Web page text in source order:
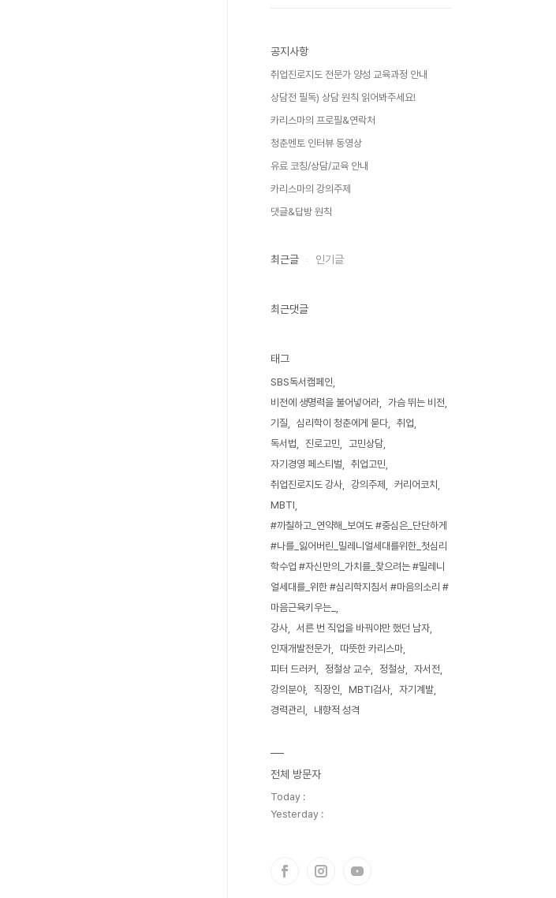
공지사항
취업진로지도 전문가 양성 교육과정 안내
상담전 필독) 상담 원칙 읽어봐주세요!
카리스마의 프로필&연락처
청춘멘토 인터뷰 동영상
유료 코칭/상담/교육 안내
카리스마의 강의주제
댓글&답방 원칙
최근글 인기글
최근댓글
태그
SBS독서캠페인
비전에 생명력을 불어넣어라
가슴 뛰는 비전
기질
심리학이 청춘에게 묻다
취업
독서법
진로고민
고민상담
자기경영 페스티벌
취업고민
취업진로지도 강사
강의주제
커리어코치
MBTI
#까칠하고_연약해_보여도 #중심은_단단하게
#나를_잃어버린_밀레니얼세대를위한_첫심리
학수업 #자신만의_가치를_찾으려는 #밀레니
얼세대를_위한 #심리학지침서 #마음의소리 #
마음근육키우는_
강사
서른 번 직업을 바꿔야만 했던 남자
인재개발전문가
따뜻한 카리스마
피터 드러커
정철상 교수 정철상
자서전
강의분야
직장인 MBTI검사
자기계발
경력관리
내향적 성격
전체 방문자
Today :
Yesterday :